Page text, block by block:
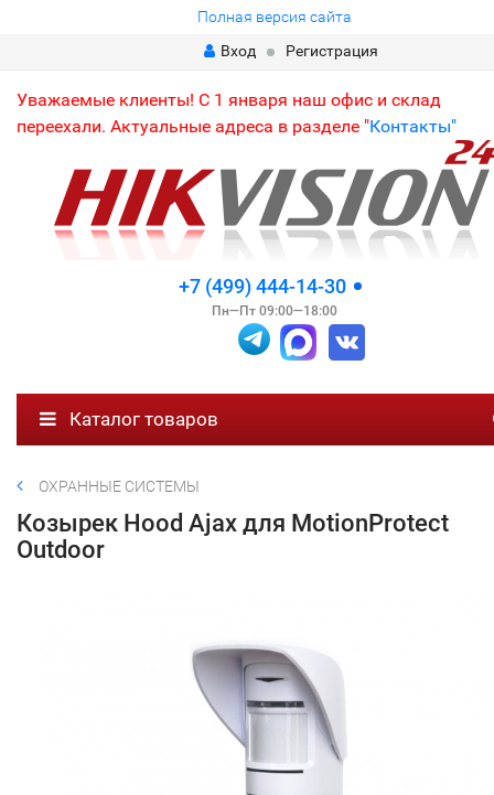
Полная версия сайта
Вход
Регистрация
Уважаемые клиенты! С 1 января наш офис и склад
переехали. Актуальные адреса в разделе "Контакты"
+7 (499) 444-14-30
Пн—Пт 09:00—18:00
Каталог товаров
ОХРАННЫЕ СИСТЕМЫ
Козырек Hood Ajax для MotionProtect
Outdoor